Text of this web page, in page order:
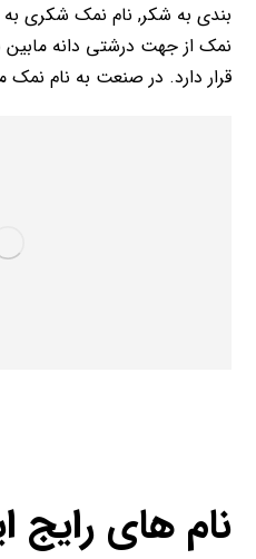
بندی به شکر, نام نمک شکری
نمک از جهت درشتی دانه
قرار دارد. در صنعت به نام نمک مش 110 نیز شناخته
نام های